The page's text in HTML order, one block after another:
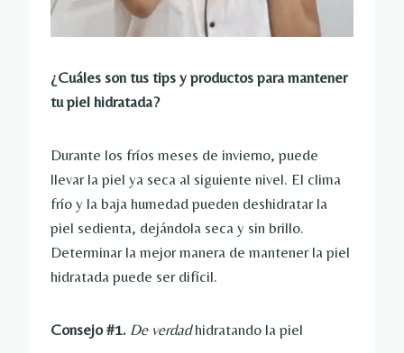
¿Cuáles son tus tips y productos para mantener
tu piel hidratada?
Durante los fríos meses de invierno, puede
llevar la piel ya seca al siguiente nivel. El clima
frío y la baja humedad pueden deshidratar la
piel sedienta, dejándola seca y sin brillo.
Determinar la mejor manera de mantener la piel
hidratada puede ser difícil.
Consejo #1. De verdadhidratando la piel